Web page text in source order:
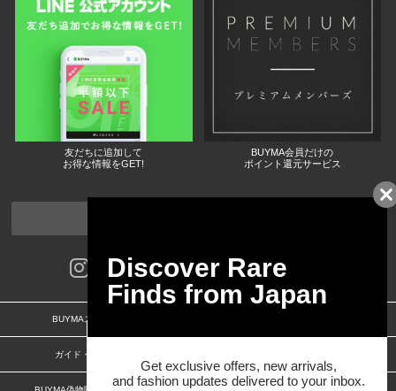
友だちに追加して
お得な情報をGET!
BUYMA会員だけの
ポイント還元サービス
BUYMAスタートガイド
ガイド・お問い合わせ